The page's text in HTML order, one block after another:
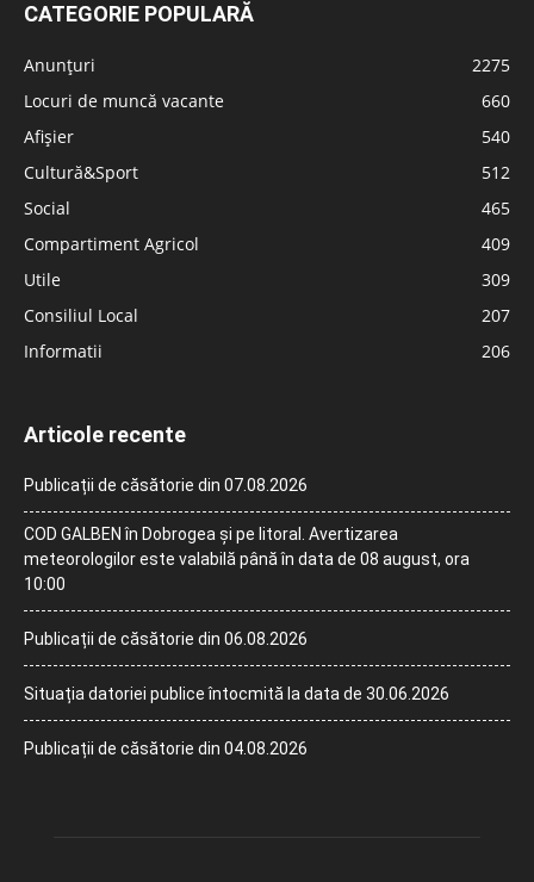
CATEGORIE POPULARĂ
Anunțuri
2275
Locuri de muncă vacante
660
Afișier
540
Cultură&Sport
512
Social
465
Compartiment Agricol
409
Utile
309
Consiliul Local
207
Informatii
206
Articole recente
Publicații de căsătorie din 07.08.2026
COD GALBEN în Dobrogea și pe litoral. Avertizarea
meteorologilor este valabilă până în data de 08 august, ora
10:00
Publicații de căsătorie din 06.08.2026
Situația datoriei publice întocmită la data de 30.06.2026
Publicații de căsătorie din 04.08.2026